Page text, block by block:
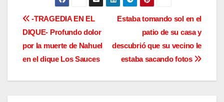
N
a
v
e
Estaba tomando sol en el
patio de su casa y
descubrió que su vecino le
estaba sacando fotos
-TRAGEDIA EN EL
DIQUE- Profundo dolor
por la muerte de Nahuel
en el dique Los Sauces